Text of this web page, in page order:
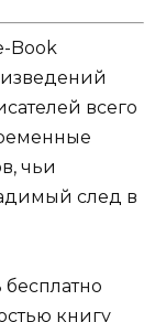
Book
всего
чьи
след в
книгу